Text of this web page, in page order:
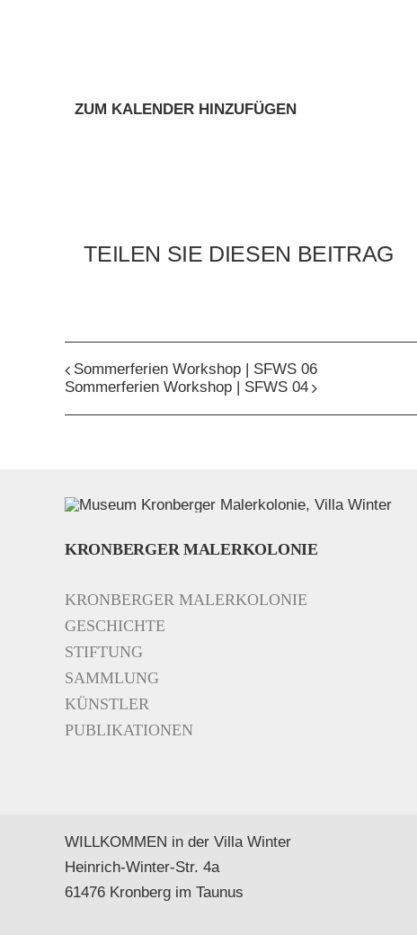
ZUM KALENDER HINZUFÜGEN
TEILEN SIE DIESEN BEITRAG
Sommerferien Workshop | SFWS 06
Sommerferien Workshop | SFWS 04
KRONBERGER MALERKOLONIE
KRONBERGER MALERKOLONIE
GESCHICHTE
STIFTUNG
SAMMLUNG
KÜNSTLER
PUBLIKATIONEN
WILLKOMMEN in der Villa Winter
Heinrich-Winter-Str. 4a
61476 Kronberg im Taunus